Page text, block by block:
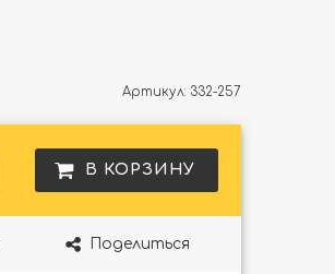
Артикул: 332-257
В КОРЗИНУ
Поделиться